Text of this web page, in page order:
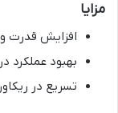
مزایا
افزایش قدرت و
بهبود عملکرد
تسریع در